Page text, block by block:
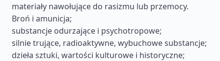
materiały nawołujące do rasizmu lub przemocy.
Broń i amunicja;
substancje odurzające i psychotropowe;
silnie trujące, radioaktywne, wybuchowe substancje;
dzieła sztuki, wartości kulturowe i historyczne;